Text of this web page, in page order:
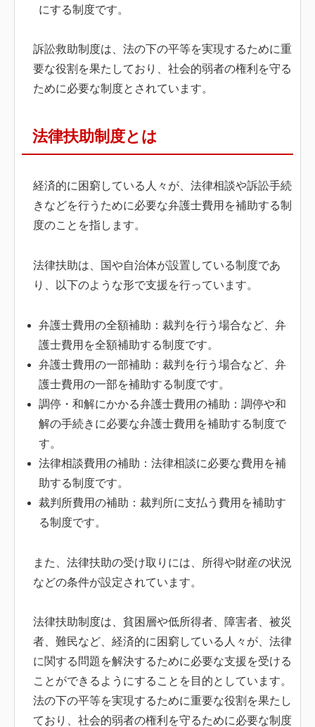
にする制度です。
訴訟救助制度は、法の下の平等を実現するために重
要な役割を果たしており、社会的弱者の権利を守る
ために必要な制度とされています。
法律扶助制度とは
経済的に困窮している人々が、法律相談や訴訟手続
きなどを行うために必要な弁護士費用を補助する制
度のことを指します。
法律扶助は、国や自治体が設置している制度であ
り、以下のような形で支援を行っています。
弁護士費用の全額補助：裁判を行う場合など、弁
護士費用を全額補助する制度です。
弁護士費用の一部補助：裁判を行う場合など、弁
護士費用の一部を補助する制度です。
調停・和解にかかる弁護士費用の補助：調停や和
解の手続きに必要な弁護士費用を補助する制度で
す。
法律相談費用の補助：法律相談に必要な費用を補
助する制度です。
裁判所費用の補助：裁判所に支払う費用を補助す
る制度です。
また、法律扶助の受け取りには、所得や財産の状況
などの条件が設定されています。
法律扶助制度は、貧困層や低所得者、障害者、被災
者、難民など、経済的に困窮している人々が、法律
に関する問題を解決するために必要な支援を受ける
ことができるようにすることを目的としています。
法の下の平等を実現するために重要な役割を果たし
ており、社会的弱者の権利を守るために必要な制度